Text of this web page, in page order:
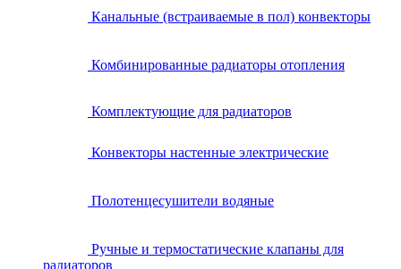
Канальные (встраиваемые в пол) конвекторы
Комбинированные радиаторы отопления
Комплектующие для радиаторов
Конвекторы настенные электрические
Полотенцесушители водяные
Ручные и термостатические клапаны для
радиаторов